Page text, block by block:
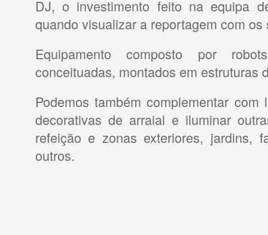
DJ, o investimento feito na equipa
quando visualizar a reportagem com os
Equipamento composto por
conceituadas, montados em estruturas
Podemos também complementar
decorativas de arraial e iluminar
refeição e zonas exteriores, jardins,
outros.